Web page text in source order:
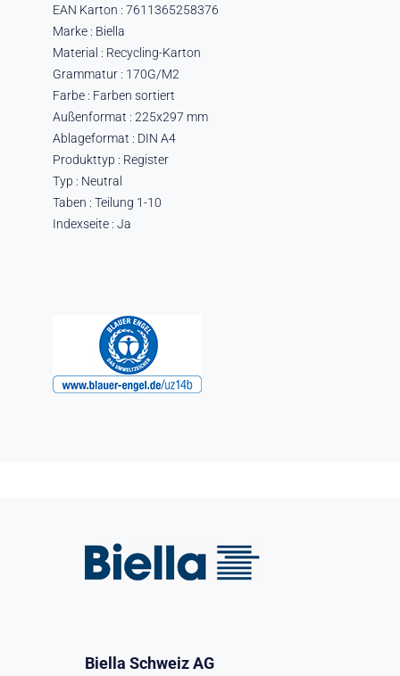
EAN Karton : 7611365258376
Marke : Biella
Material : Recycling-Karton
Grammatur : 170G/M2
Farbe : Farben sortiert
Außenformat : 225x297 mm
Ablageformat : DIN A4
Produkttyp : Register
Typ : Neutral
Taben : Teilung 1-10
Indexseite : Ja
Biella Schweiz AG